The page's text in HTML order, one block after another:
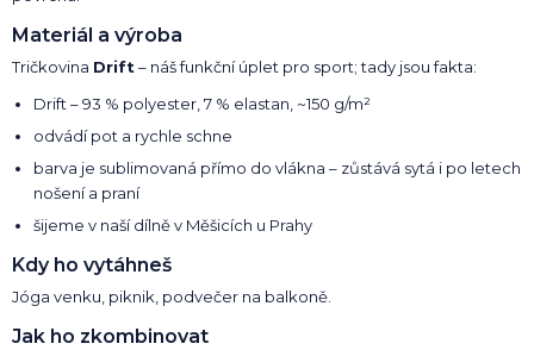
Materiál a výroba
Tričkovina Drift– náš funkční úplet pro sport; tady jsou fakta:
Drift – 93 % polyester, 7 % elastan, ~150 g/m²
odvádí pot a rychle schne
barva je sublimovaná přímo do vlákna – zůstává sytá i po letech
nošení a praní
šijeme v naší dílně v Měšicích u Prahy
Kdy ho vytáhneš
Jóga venku, piknik, podvečer na balkoně.
Jak ho zkombinovat